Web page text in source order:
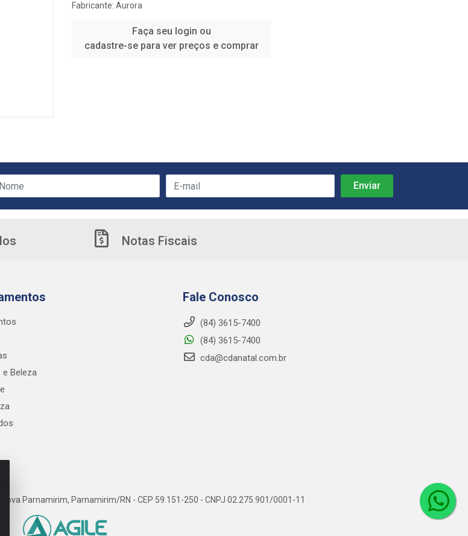
Fabricante: Aurora
Faça seu login ou
cadastre-se para ver preços e comprar
Notas Fiscais
e Beleza
Fale Conosco
(84) 3615-7400
(84) 3615-7400
cda@cdanatal.com.br
Parnamirim, Parnamirim/RN - CEP 59.151-250 - CNPJ 02.275.901/0001-11